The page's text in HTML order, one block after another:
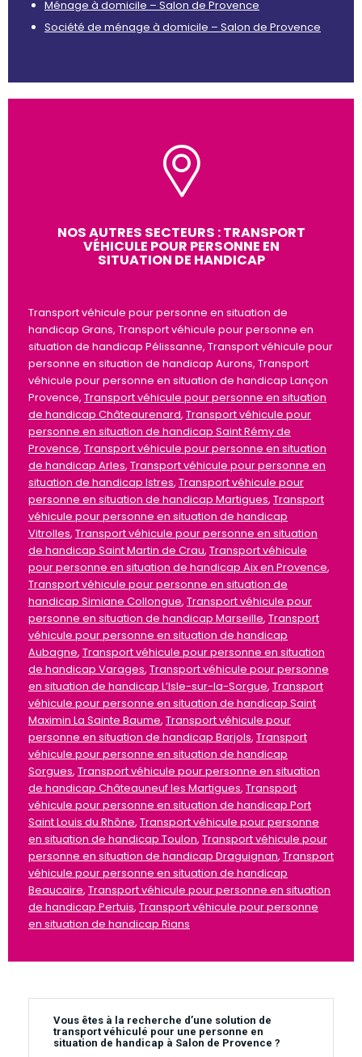
Ménage à domicile – Salon de Provence
Société de ménage à domicile – Salon de Provence
NOS AUTRES SECTEURS : TRANSPORT
VÉHICULE POUR PERSONNE EN
SITUATION DE HANDICAP
Transport véhicule pour personne en situation de
handicap Grans, Transport véhicule pour personne en
situation de handicap Pélissanne, Transport véhicule pour
personne en situation de handicap Aurons, Transport
véhicule pour personne en situation de handicap Lançon
Provence, Transport véhicule pour personne en situation
de handicap Châteaurenard, Transport véhicule pour
personne en situation de handicap Saint Rémy de
Provence, Transport véhicule pour personne en situation
de handicap Arles, Transport véhicule pour personne en
situation de handicap Istres, Transport véhicule pour
personne en situation de handicap Martigues, Transport
véhicule pour personne en situation de handicap
Vitrolles, Transport véhicule pour personne en situation
de handicap Saint Martin de Crau, Transport véhicule
pour personne en situation de handicap Aix en Provence,
Transport véhicule pour personne en situation de
handicap Simiane Collongue, Transport véhicule pour
personne en situation de handicap Marseille, Transport
véhicule pour personne en situation de handicap
Aubagne, Transport véhicule pour personne en situation
de handicap Varages, Transport véhicule pour personne
en situation de handicap L’Isle-sur-la-Sorgue, Transport
véhicule pour personne en situation de handicap Saint
Maximin La Sainte Baume, Transport véhicule pour
personne en situation de handicap Barjols, Transport
véhicule pour personne en situation de handicap
Sorgues, Transport véhicule pour personne en situation
de handicap Châteauneuf les Martigues, Transport
véhicule pour personne en situation de handicap Port
Saint Louis du Rhône, Transport véhicule pour personne
en situation de handicap Toulon, Transport véhicule pour
personne en situation de handicap Draguignan, Transport
véhicule pour personne en situation de handicap
Beaucaire, Transport véhicule pour personne en situation
de handicap Pertuis, Transport véhicule pour personne
en situation de handicap Rians
Vous êtes à la recherche d’une solution de
transport véhiculé pour une personne en
situation de handicap à Salon de Provence ?